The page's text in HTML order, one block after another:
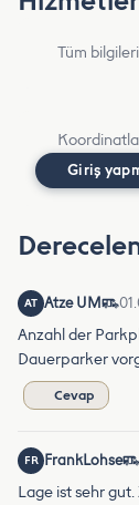
Tüm
Giriş
AT Atze UM
Anzahl der
Dauerparker
Cevap
FR FrankLohse
Lage ist sehr